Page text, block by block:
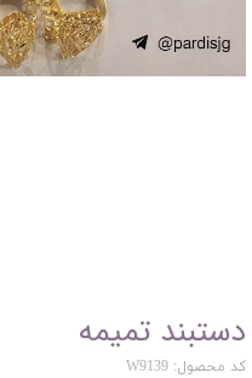
دستبند تمیمه
کد محصول: W9139